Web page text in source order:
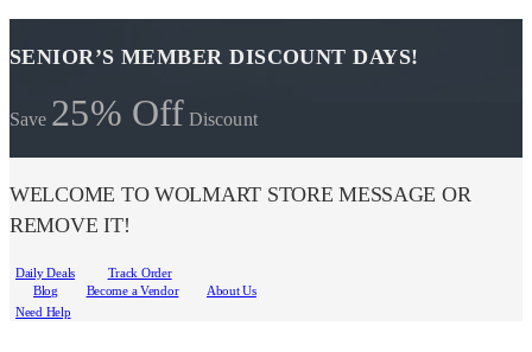
SENIOR’S MEMBER DISCOUNT DAYS!
Save 25% Off Discount
WELCOME TO WOLMART STORE MESSAGE OR
REMOVE IT!
Daily Deals
Track Order
Blog
Become a Vendor
About Us
Need Help